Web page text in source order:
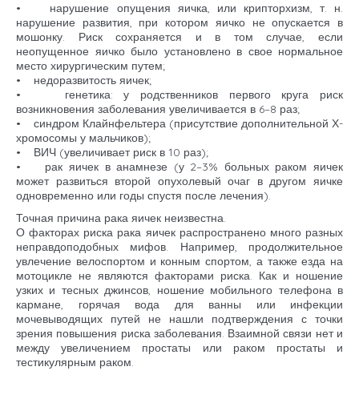
• нарушение опущения яичка, или крипторхизм, т. н.
нарушение развития, при котором яичко не опускается в
мошонку. Риск сохраняется и в том случае, если
неопущенное яичко было установлено в свое нормальное
место хирургическим путем;
• недоразвитость яичек;
• генетика: у родственников первого круга риск
возникновения заболевания увеличивается в 6–8 раз;
• синдром Клайнфельтера (присутствие дополнительной Х-
хромосомы у мальчиков);
• ВИЧ (увеличивает риск в 10 раз);
• рак яичек в анамнезе (у 2–3% больных раком яичек
может развиться второй опухолевый очаг в другом яичке
одновременно или годы спустя после лечения).
Точная причина рака яичек неизвестна.
О факторах риска рака яичек распространено много разных
неправдоподобных мифов. Например, продолжительное
увлечение велоспортом и конным спортом, а также езда на
мотоцикле не являются факторами риска. Как и ношение
узких и тесных джинсов, ношение мобильного телефона в
кармане, горячая вода для ванны или инфекции
мочевыводящих путей не нашли подтверждения с точки
зрения повышения риска заболевания. Взаимной связи нет и
между увеличением простаты или раком простаты и
тестикулярным раком.